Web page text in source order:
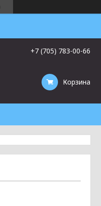
+7 (705) 783-00-66
Корзина